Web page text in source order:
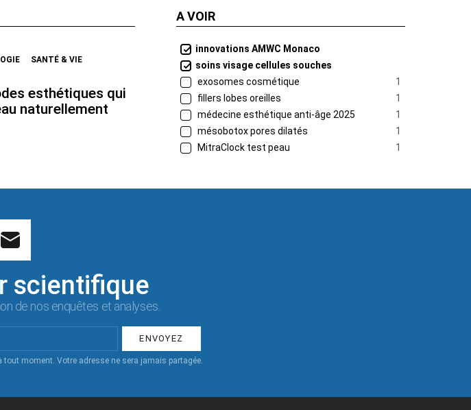
SANTÉ & VIE
esthétiques qui
naturellement
A VOIR
innovations AMWC Monaco
soins visage cellules souches
exosomes cosmétique
1
fillers lobes oreilles
1
médecine esthétique anti-âge 2025
1
mésobotox pores dilatés
1
MitraClock test peau
1
scientifique
de nos enquêtes et analyses.
tout moment. Votre adresse ne sera jamais partagée.